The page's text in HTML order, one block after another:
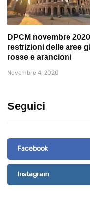
DPCM novembre
restrizioni delle aree
rosse e arancioni
Novembre 4, 2020
Seguici
Facebook
Instagram